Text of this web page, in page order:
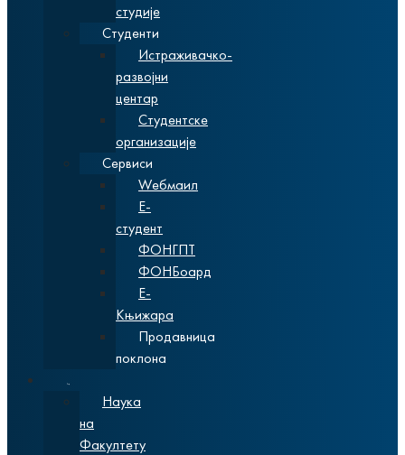
студије
Студенти
Истраживачко-
развојни
центар
Студентске
организације
Сервиси
Wебмаил
Е-
студент
ФОНГПТ
ФОНБоард
Е-
Књижара
Продавница
поклона
Наука
на
Факултету